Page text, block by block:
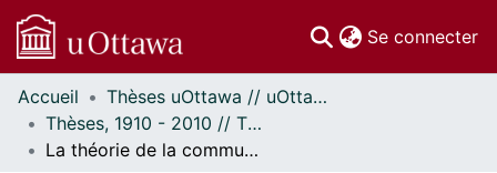
Se connecter
Communautés
et collections
Parcourir
Accueil
Thèses uOttawa // uOttawa Theses
Thèses, 1910 - 2010 // Theses, 1910 - 2010
La théorie de la communication comme assise normative d'une nouvelle théorie critique de la société chez Jürgen Habermas.